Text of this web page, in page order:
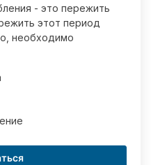
- это пережить
этот период
необходимо